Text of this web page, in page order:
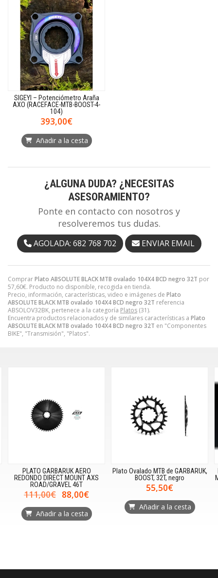
ComprarPlato ABSOLUTE BLACK MTB ovalado 104X4 BCD negro 32T por
57,60€. Producto no disponible, recogida en tienda.
Precio, información, características, video e imágenes de Plato
ABSOLUTE BLACK MTB ovalado 104X4 BCD negro 32T referencia
ABSOLOV32BK, pertenece a la categoría Platos (31).
Encuentra productos relacionados y de similares características a Plato
ABSOLUTE BLACK MTB ovalado 104X4 BCD negro 32T en "Componentes
BIKE", "Transmisión", "Platos".
SIGEYI – Potenciómetro Araña
AXO (RACEFACE-MTB-BOOST-4-
104)
393,00€
Añadir a la cesta
¿ALGUNA DUDA? ¿NECESITAS
ASESORAMIENTO?
Ponte en contacto con nosotros y
resolveremos tus dudas.
AGOLADA: 682 768 702 ENVIAR EMAIL
PLATO GARBARUK AERO
REDONDO DIRECT MOUNT AXS
ROAD/GRAVEL 46T
111,00€ 88,00€
Añadir a la cesta
Plato Ovalado MTB de GARBARUK,
BOOST, 32T, negro
55,50€
Añadir a la cesta